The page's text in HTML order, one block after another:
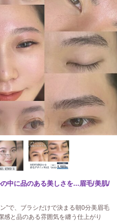
中に品のある美しさを...眉毛/美肌/
”で、ブラシだけで決まる朝0分美眉毛
と品のある雰囲気を纏う仕上がり